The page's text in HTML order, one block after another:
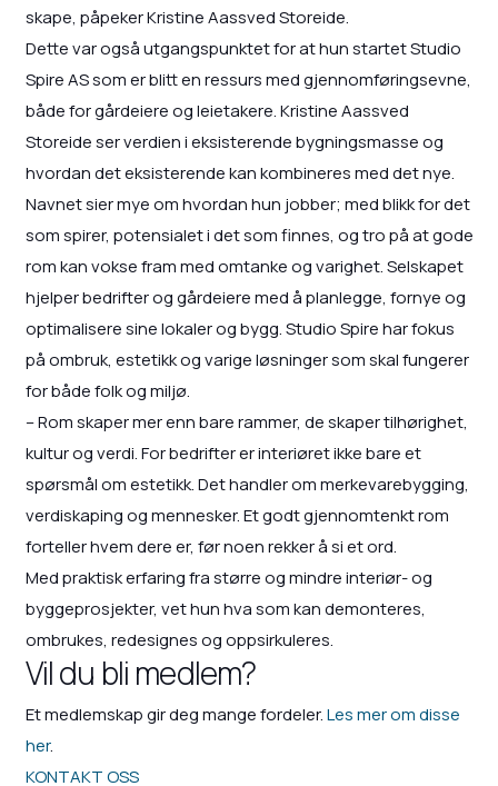
skape, påpeker Kristine Aassved Storeide.
Dette var også utgangspunktet for at hun startet Studio
Spire AS som er blitt en ressurs med gjennomføringsevne,
både for gårdeiere og leietakere. Kristine Aassved
Storeide ser verdien i eksisterende bygningsmasse og
hvordan det eksisterende kan kombineres med det nye.
Navnet sier mye om hvordan hun jobber; med blikk for det
som spirer, potensialet i det som finnes, og tro på at gode
rom kan vokse fram med omtanke og varighet. Selskapet
hjelper bedrifter og gårdeiere med å planlegge, fornye og
optimalisere sine lokaler og bygg. Studio Spire har fokus
på ombruk, estetikk og varige løsninger som skal fungerer
for både folk og miljø.
– Rom skaper mer enn bare rammer, de skaper tilhørighet,
kultur og verdi. For bedrifter er interiøret ikke bare et
spørsmål om estetikk. Det handler om merkevarebygging,
verdiskaping og mennesker. Et godt gjennomtenkt rom
forteller hvem dere er, før noen rekker å si et ord.
Med praktisk erfaring fra større og mindre interiør- og
byggeprosjekter, vet hun hva som kan demonteres,
ombrukes, redesignes og oppsirkuleres.
Vil du bli medlem?
Et medlemskap gir deg mange fordeler.Les mer om disse
her.
KONTAKT OSS